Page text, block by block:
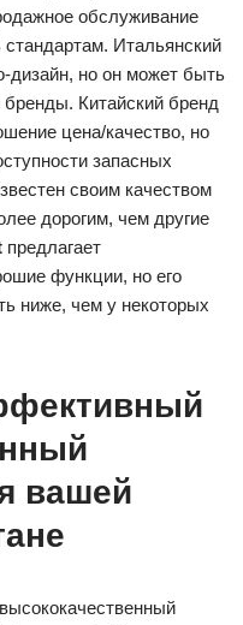
обслуживание
стандартам. Итальянский
дизайн, но он может быть
Китайский бренд
цена/качество, но
запасных
своим качеством
дорогим, чем другие
предлагает
функции, но его
ниже, чем у некоторых
вашей